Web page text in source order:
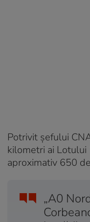
Potrivit șefului
kilometri ai
aproximativ 650
„A0